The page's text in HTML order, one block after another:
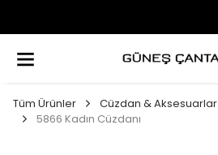
Tüm Ürünler Cüzdan & Aksesuarlar
5866 Kadın Cüzdanı